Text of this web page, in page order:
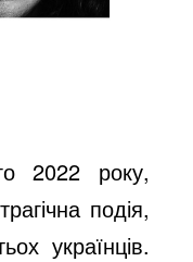
2022 року,
подія,
українців.